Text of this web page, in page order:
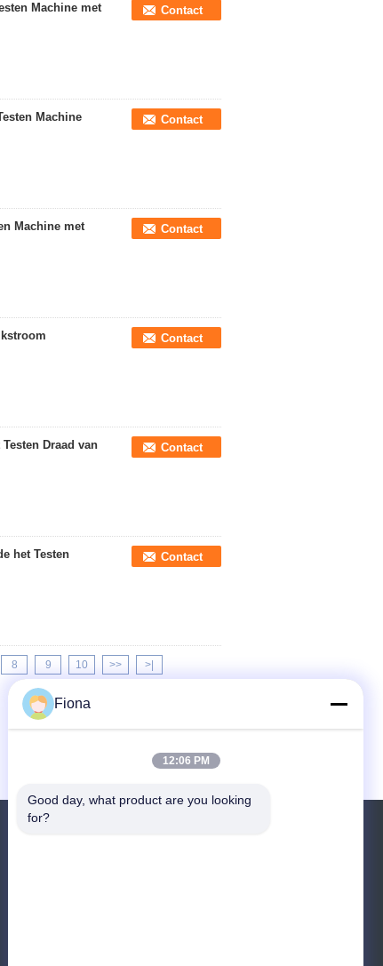
Machine met
Contact
Machine
Contact
Machine met
Contact
Contact
Draad van
Contact
het Testen
Contact
8 9 10 >> >|
Fiona
12:06 PM
Good day, what product are you looking
for?